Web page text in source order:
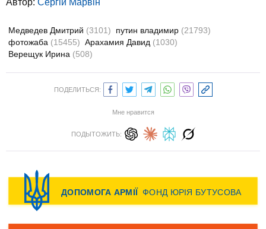
Медведев Дмитрий (3101) путин владимир (21793)
фотожаба (15455) Арахамия Давид (1030)
Верещук Ирина (508)
ПОДЕЛИТЬСЯ:
Мне нравится
ПОДЫТОЖИТЬ: